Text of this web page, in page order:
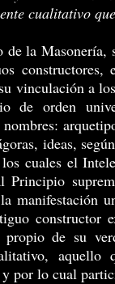
cualitativo
de la
vinculación a
de orden
ideas,
cuales el
Principio
manifestación
constructor
de su
aquello
por lo cual